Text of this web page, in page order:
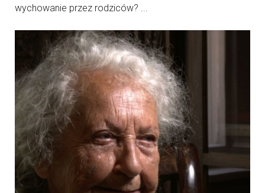
wychowanie przez rodziców? ...